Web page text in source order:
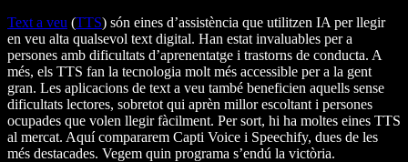
Text a veu (TTS) són eines d’assistència que utilitzen IA per llegir
en veu alta qualsevol text digital. Han estat invaluables per a
persones amb dificultats d’aprenentatge i trastorns de conducta. A
més, els TTS fan la tecnologia molt més accessible per a la gent
gran. Les aplicacions de text a veu també beneficien aquells sense
dificultats lectores, sobretot qui aprèn millor escoltant i persones
ocupades que volen llegir fàcilment. Per sort, hi ha moltes eines TTS
al mercat. Aquí compararem Capti Voice i Speechify, dues de les
més destacades. Vegem quin programa s’endú la victòria.